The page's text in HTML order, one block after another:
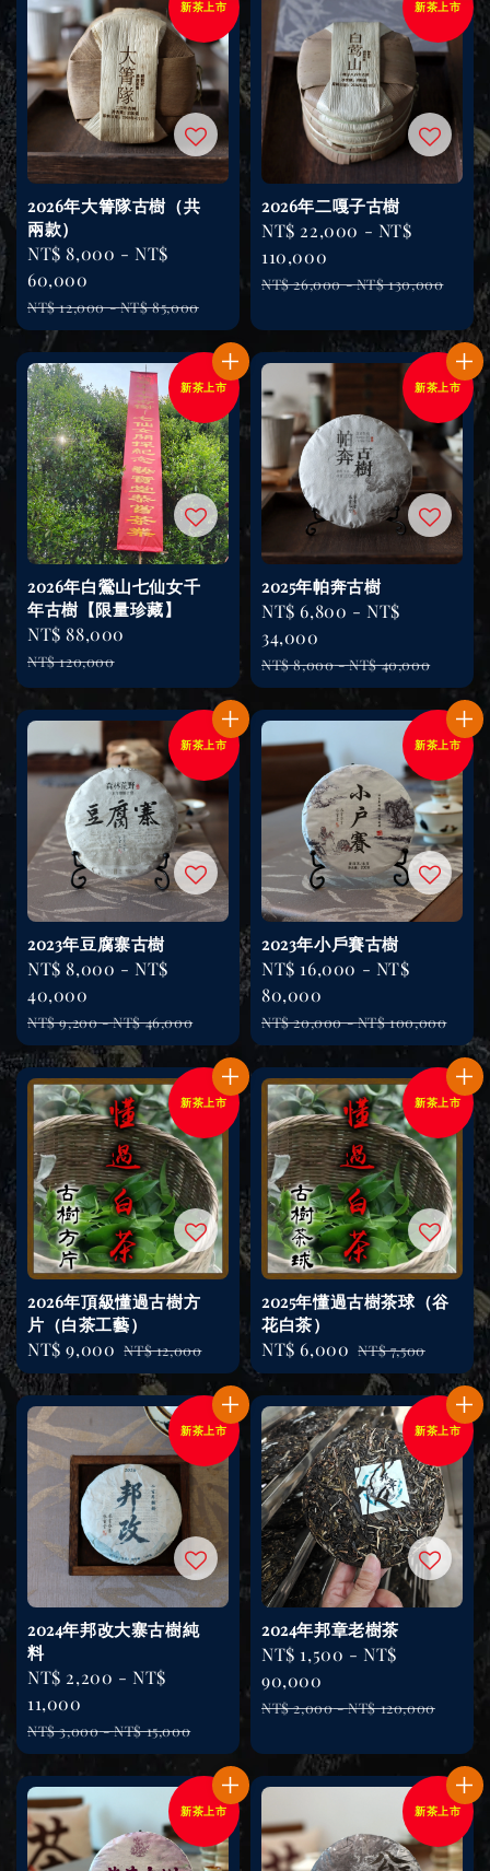
新茶上市
2026年大箐隊古樹（共
兩款）
Sale
price
NT$ 8,000 -NT$
60,000
Regular
price
NT$ 12,000-NT$ 85,000
新茶上市
2026年二嘎子古樹
Sale
price
NT$ 22,000 - NT$
110,000
Regular
NT$ 26,000-NT$ 130,000
新茶上市
2026年白鶯山七仙女千
年古樹【限量珍藏】
Sale
price
NT$ 88,000
NT$ 120,000
新茶上市
2025年帕奔古樹
Sale
price
NT$ 6,800 -NT$
34,000
Regular
price
NT$ 8,000-NT$ 40,000
新茶上市
2023年豆腐寨古樹
Sale
price
NT$ 8,000 -NT$
40,000
Regular
price
NT$ 9,200-NT$ 46,000
新茶上市
2023年小戶賽古樹
Sale
price
NT$ 16,000 - NT$
80,000
Regular
price
NT$ 20,000-NT$ 100,000
新茶上市
2026年頂級懂過古樹方
片（白茶工藝）
Sale
price
NT$ 9,000 Regular
price
NT$ 12,000
新茶上市
2025年懂過古樹茶球（谷
花白茶）
Sale
price
NT$ 6,000 Regular
price
NT$ 7,500
新茶上市
2024年邦改大寨古樹純
料
Sale
price
NT$ 2,200 -NT$
11,000
Regular
price
NT$ 3,000-NT$ 15,000
新茶上市
2024年邦章老樹茶
Sale
price
NT$ 1,500 -NT$
90,000
Regular
NT$ 2,000-NT$ 120,000
新茶上市 新茶上市